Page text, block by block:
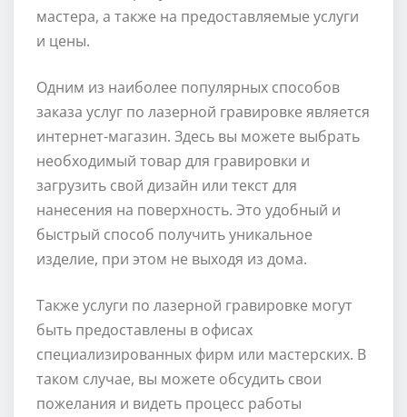
мастера, а также на предоставляемые услуги
и цены.
Одним из наиболее популярных способов
заказа услуг по лазерной гравировке является
интернет-магазин. Здесь вы можете выбрать
необходимый товар для гравировки и
загрузить свой дизайн или текст для
нанесения на поверхность. Это удобный и
быстрый способ получить уникальное
изделие, при этом не выходя из дома.
Также услуги по лазерной гравировке могут
быть предоставлены в офисах
специализированных фирм или мастерских. В
таком случае, вы можете обсудить свои
пожелания и видеть процесс работы